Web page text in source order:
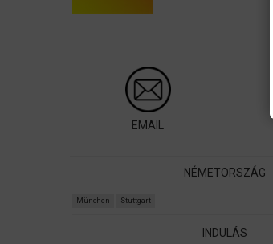
EMAIL
NÉMETORSZÁG
München Stuttgart
INDULÁS